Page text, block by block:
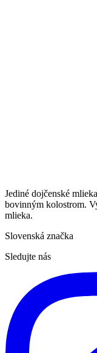
Jediné dojčenské
bovinným kolostrom.
mlieka.
Slovenská značka
Sledujte nás